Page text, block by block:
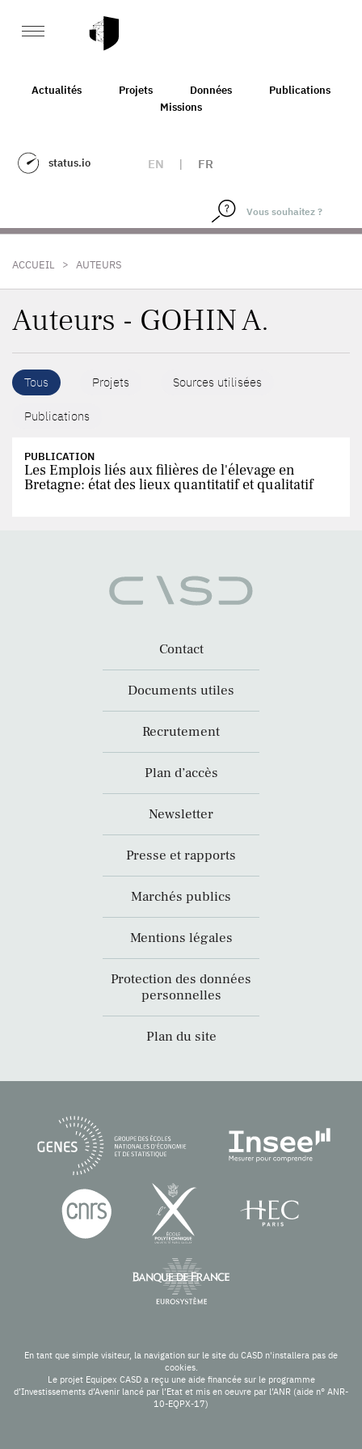
Actualités Projets Données
Publications
Missions
status.io EN | FR
ACCUEIL > AUTEURS
Auteurs - GOHIN A.
Tous Projets Sources utilisées
Publications
PUBLICATION
Les Emplois liés aux filières de l'élevage en
Bretagne: état des lieux quantitatif et qualitatif
Contact
Documents utiles
Recrutement
Plan d’accès
Newsletter
Presse et rapports
Marchés publics
Mentions légales
Protection des données
personnelles
Plan du site
En tant que simple visiteur, la navigation sur le site du CASD n'installera pas de
cookies.
Le projet Equipex CASD a reçu une aide financée sur le programme
d’Investissements d’Avenir lancé par l’Etat et mis en oeuvre par l’ANR (aide n° ANR-
10-EQPX-17)